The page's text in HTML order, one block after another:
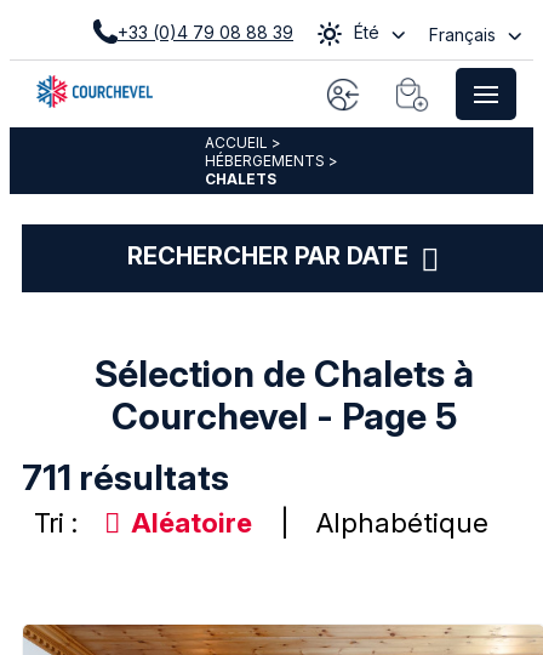
+33 (0)4 79 08 88 39 Été Français
ACCUEIL >
HÉBERGEMENTS >
CHALETS
RECHERCHER PAR DATE
Sélection de Chalets à
Courchevel - Page 5
711 résultats
Tri : Aléatoire Alphabétique